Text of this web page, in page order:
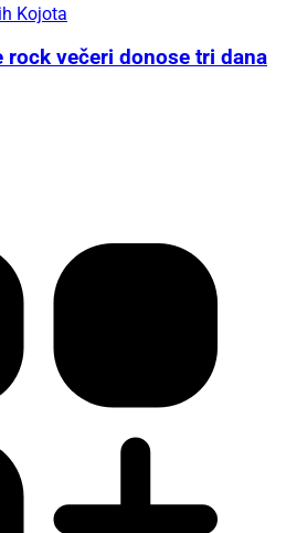
Kojota
večeri donose tri dana